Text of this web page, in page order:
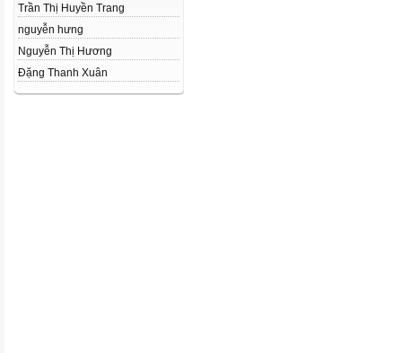
Trần Thị Huyền Trang
nguyễn hưng
Nguyễn Thị Hương
Đặng Thanh Xuân